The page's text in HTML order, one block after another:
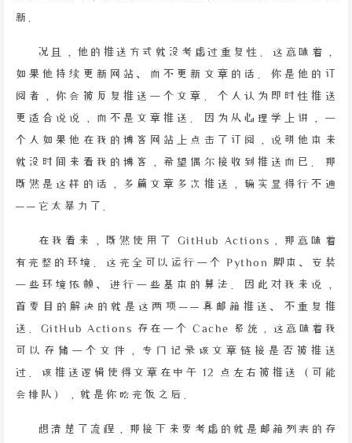
新。
况且，他的推送方式就没考虑过重复性。这意味着，
如果他持续更新网站、而不更新文章的话。你是他的订
阅者，你会被反复推送一个文章。个人认为即时性推送
更适合说说，而不是文章推送。因为从心理学上讲，一
个人如果他在我的博客网站上点击了订阅，说明他本来
就没时间来看我的博客，希望偶尔接收到推送而已。那
既然是这样的话，多篇文章多次推送，确实显得行不通
——它太暴力了。
在我看来，既然使用了 GitHub Actions，那意味着
有完整的环境。这完全可以运行一个 Python 脚本、安装
一些环境依赖、进行一些基本的算法。因此对我来说，
首要目的解决的就是这两项——真邮箱推送、不重复推
送。GitHub Actions 存在一个 Cache 系统，这意味着我
可以存储一个文件，专门记录该文章链接是否被推送
过。该推送逻辑使得文章在中午 12 点左右被推送（可能
会排队），就是你吃完饭之后。
想清楚了流程，那接下来要考虑的就是邮箱列表的存